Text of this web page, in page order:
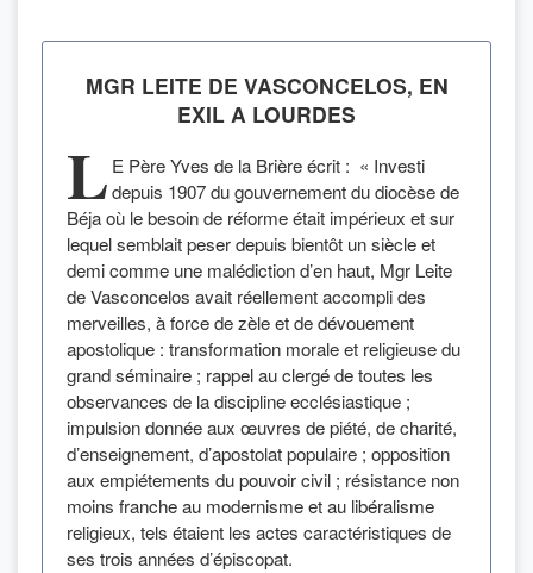
MGR LEITE DE VASCONCELOS, EN
EXIL A LOURDES
L E Père Yves de la Brière écrit : « Investi
depuis 1907 du gouvernement du diocèse de
Béja où le besoin de réforme était impérieux et sur
lequel semblait peser depuis bientôt un siècle et
demi comme une malédiction d’en haut, Mgr Leite
de Vasconcelos avait réellement accompli des
merveilles, à force de zèle et de dévouement
apostolique : transformation morale et religieuse du
grand séminaire ; rappel au clergé de toutes les
observances de la discipline ecclésiastique ;
impulsion donnée aux œuvres de piété, de charité,
d’enseignement, d’apostolat populaire ; opposition
aux empiétements du pouvoir civil ; résistance non
moins franche au modernisme et au libéralisme
religieux, tels étaient les actes caractéristiques de
ses trois années d’épiscopat.